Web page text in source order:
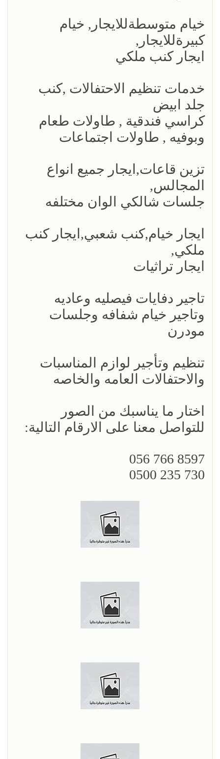
خيام متوسطةللايجار, خيام
كبيرةللايجار,
ايجار كنب ملكي
خدمات تنظيم الاحتفالات ,كنب
جلد ابيض
كراسي فندقية , طاولات طعام
وبوفيه , طاولات اجتماعات
تزين قاعات,ايجار جميع انواع
المجالس,
جلسات شالكي الوان مختلفه
ايجار خيام,كنب شعبي,ايجار كنب
ملكي,
ايجار تراثيات
تاجير دفايات فيصليه وعاديه
وتاجير خيام شفافه وجلسات
مودرن
تنظيم وتأجير لوازم المناسبات
والاحتفالات العامه والخاصه
اختار ما يناسبك من الصور
للتواصل معنا على الارقام التالية:
8597 766 056
730 235 0500